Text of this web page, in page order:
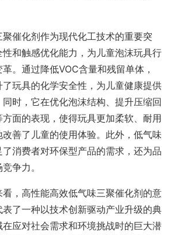
催化剂作为现代化工技术的重要突
和触感优化能力，为儿童泡沫玩具行
。通过降低VOC含量和残留单体，
玩具的化学安全性，为儿童健康提供
时，它在优化泡沫结构、提升压缩回
面的表现，使得玩具更加柔软、耐用
改善了儿童的使用体验。此外，低气味
消费者对环保型产品的需求，还为品
争力。
，高性能高效低气味三聚催化剂的意
表了一种以技术创新驱动产业升级的典
应对社会需求和环境挑战时的巨大潜